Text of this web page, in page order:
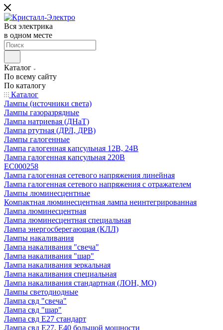
Вся электрика
в одном месте
Каталог
По всему сайту
По каталогу
Каталог
Лампы (источники света)
Лампы газоразрядные
Лампа натриевая (ДНаТ)
Лампа ртутная (ДРЛ, ДРВ)
Лампы галогенные
Лампа галогенная капсульная 12В, 24В
Лампа галогенная капсульная 220В
EC000258
Лампа галогенная сетевого напряжения линейная
Лампа галогенная сетевого напряжения с отражателем
Лампы люминесцентные
Компактная люминесцентная лампа неинтегрированная
Лампа люминесцентная
Лампа люминесцентная специальная
Лампа энергосберегающая (КЛЛ)
Лампы накаливания
Лампа накаливания "свеча"
Лампа накаливания "шар"
Лампа накаливания зеркальная
Лампа накаливания специальная
Лампа накаливания стандартная (ЛОН, МО)
Лампы светодиодные
Лампа свд "свеча"
Лампа свд "шар"
Лампа свд E27 стандарт
Лампа свд E27, Е40 большой мощности